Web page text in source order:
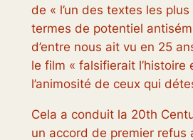
de « l’un des textes les
termes de potentiel
d’entre nous ait vu en 25
le film « falsifierait l’histoire
l’animosité de ceux qui
Cela a conduit la 20th
un accord de premier refus